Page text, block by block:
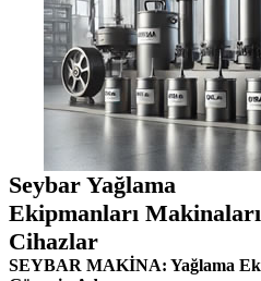
Seybar Yağlama
Ekipmanları
Cihazlar
SEYBAR MAKİNA: Yağlama